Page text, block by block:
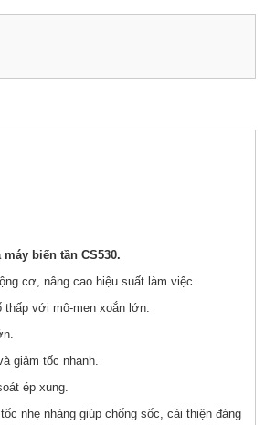
biến tần CS530.
cơ, nâng cao hiệu suất làm việc.
thấp với mô-men xoắn lớn.
giảm tốc nhanh.
ép xung.
nhẹ nhàng giúp chống sốc, cải thiện đáng